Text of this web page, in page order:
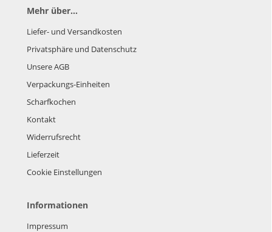
Mehr über...
Liefer- und Versandkosten
Privatsphäre und Datenschutz
Unsere AGB
Verpackungs-Einheiten
Scharfkochen
Kontakt
Widerrufsrecht
Lieferzeit
Cookie Einstellungen
Informationen
Impressum